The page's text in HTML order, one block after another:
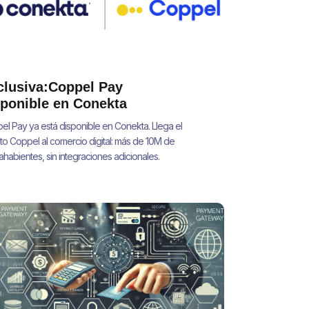
Pay
en Conekta
Pay ya está disponible en Conekta. Llega el
Coppel al comercio digital: más de 10M de
sin integraciones adicionales.